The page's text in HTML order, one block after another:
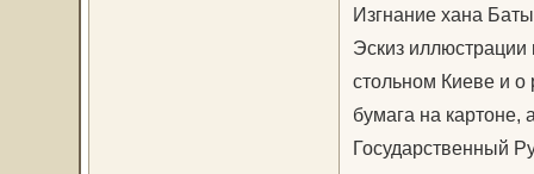
Изгнание хана
Эскиз
стольном Киеве и о
бумага на картоне,
Государственный